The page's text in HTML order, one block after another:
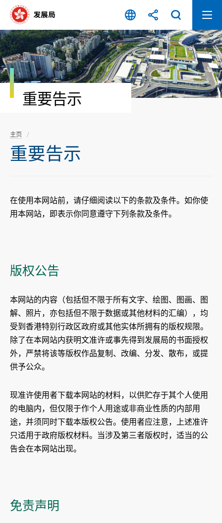
容
开
始
重要告示
主页
重要告示
在使用本网站前，请仔细阅读以下的条款及条件。如你使
用本网站，即表示你同意遵守下列条款及条件。
版权公告
本网站的内容（包括但不限于所有文字、绘图、图画、图
解、照片，亦包括但不限于数据或其他材料的汇编），均
受到香港特别行政区政府或其他实体所拥有的版权规限。
除了在本网站内获明文准许或事先得到发展局的书面授权
外，严禁将该等版权作品复制、改编、分发、散布，或提
供予公众。
现准许使用者下载本网站的材料，以供贮存于其个人使用
的电脑内，但仅限于作个人用途或非商业性质的内部用
途，并须同时下载本版权公告。使用者应注意，上述准许
只适用于政府版权材料。当涉及第三者版权时，适当的公
告会在本网站出现。
免责声明